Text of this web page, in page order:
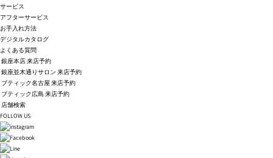
サービス
アフターサービス
お手入れ方法
デジタルカタログ
よくある質問
銀座本店 来店予約
銀座並木通りサロン 来店予約
ブティック名古屋 来店予約
ブティック広島 来店予約
店舗検索
FOLLOW US